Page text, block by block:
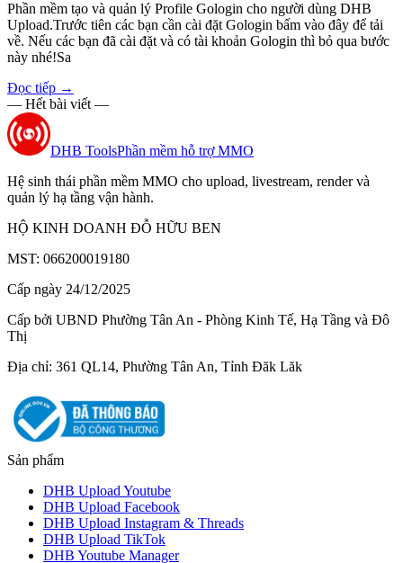
Phần mềm tạo và quản lý Profile Gologin cho người dùng DHB
Upload.Trước tiên các bạn cần cài đặt Gologin bấm vào đây để tải
về. Nếu các bạn đã cài đặt và có tài khoản Gologin thì bỏ qua bước
này nhé!Sa
Đọc tiếp →
— Hết bài viết —
DHB ToolsPhần mềm hỗ trợ MMO
Hệ sinh thái phần mềm MMO cho upload, livestream, render và
quản lý hạ tầng vận hành.
HỘ KINH DOANH ĐỖ HỮU BEN
MST: 066200019180
Cấp ngày 24/12/2025
Cấp bởi UBND Phường Tân An - Phòng Kinh Tế, Hạ Tầng và Đô
Thị
Địa chỉ: 361 QL14, Phường Tân An, Tỉnh Đăk Lăk
Sản phẩm
DHB Upload Youtube
DHB Upload Facebook
DHB Upload Instagram & Threads
DHB Upload TikTok
DHB Youtube Manager